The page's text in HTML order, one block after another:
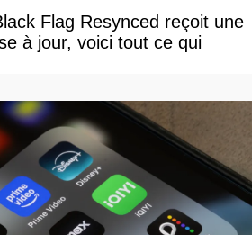
Flag Resynced reçoit une
à jour, voici tout ce qui